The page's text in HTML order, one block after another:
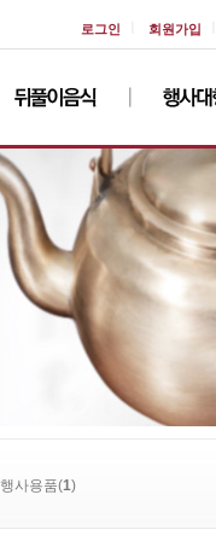
로그인 회원가입
행사용품(1)